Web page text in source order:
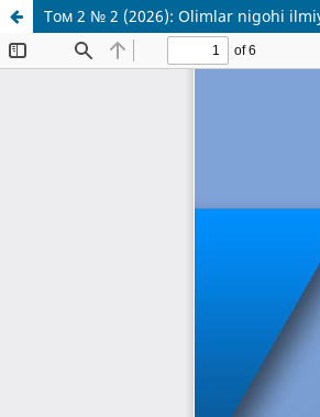
Том 2 № 2 (2026): Olimlar nigohi